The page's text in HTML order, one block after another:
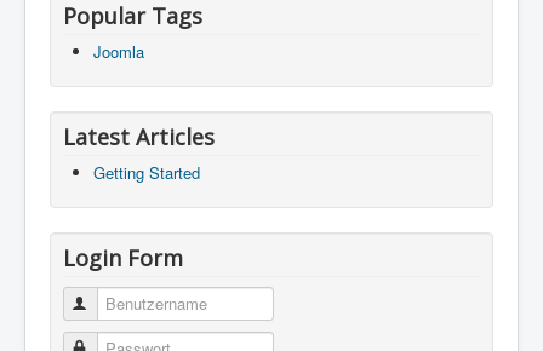
Popular Tags
Joomla
Latest Articles
Getting Started
Login Form
Benutzername